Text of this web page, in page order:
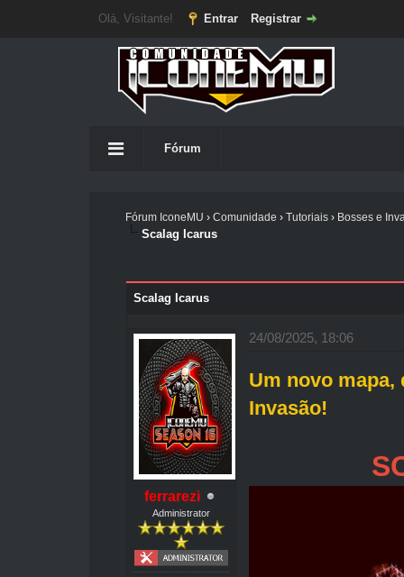
Olá, Visitante! Entrar Registrar
Fórum
Fórum IconeMU › Comunidade › Tutoriais› Bosses e
Scalag Icarus
Scalag Icarus
ferrarezi
Administrator
24/08/2025, 18:06
Um novo mapa,
Invasão!